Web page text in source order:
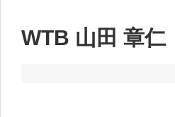
WTB 山田 章仁